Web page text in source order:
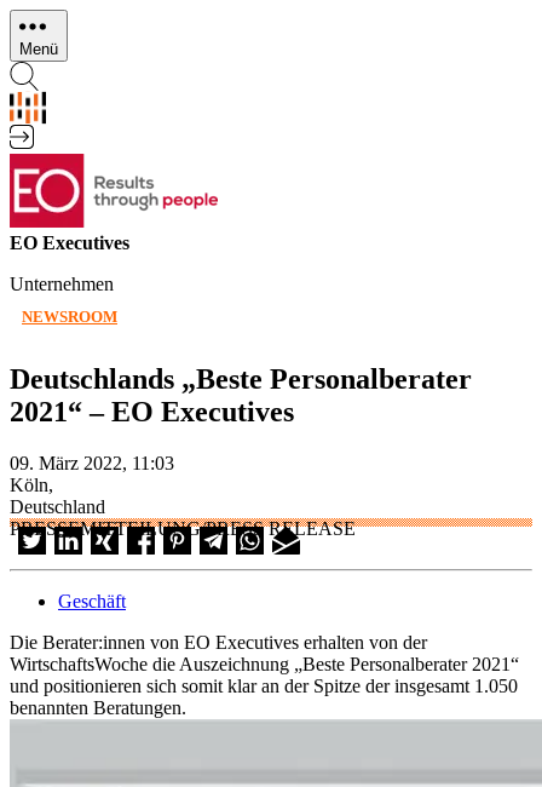
Direkt
zum
Inhalt
Menü
EO Executives
Unternehmen
NEWSROOM
Deutschlands „Beste Personalberater
2021“ – EO Executives
09. März 2022, 11:03
Köln,
Deutschland
PRESSEMITTEILUNG/PRESS RELEASE
Geschäft
Die Berater:innen von EO Executives erhalten von der
WirtschaftsWoche die Auszeichnung „Beste Personalberater 2021“
und positionieren sich somit klar an der Spitze der insgesamt 1.050
benannten Beratungen.